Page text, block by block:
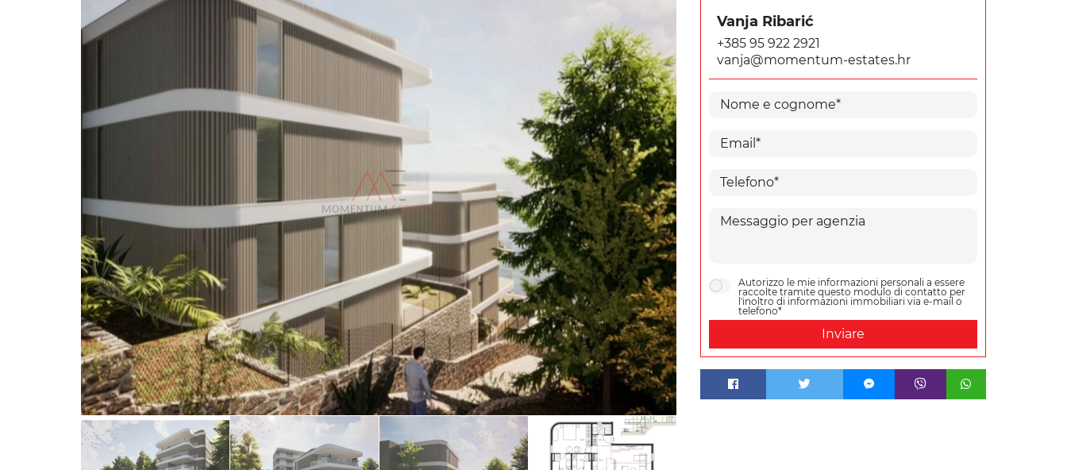
Vanja Ribarić
+385 95 922 2921
vanja@momentum-estates.hr
Autorizzo le mie informazioni personali a essere
raccolte tramite questo modulo di contatto per
l'inoltro di informazioni immobiliari via e-mail o
telefono*
Inviare